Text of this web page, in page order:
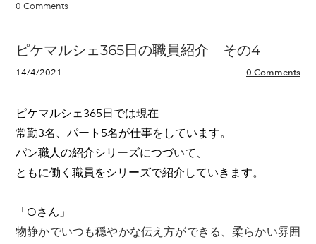
0 Comments
ピケマルシェ365日の職員紹介 その4
14/4/2021 0 Comments
ピケマルシェ365日では現在
常勤3名、パート5名が仕事をしています。
パン職人の紹介シリーズにつづいて、
​ともに働く職員をシリーズで紹介していきます。
「Oさん」
物静かでいつも穏やかな伝え方ができる、柔らかい雰囲